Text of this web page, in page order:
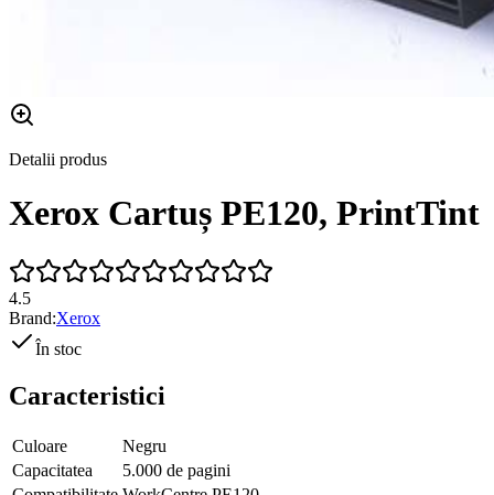
Detalii produs
Xerox Cartuș PE120, PrintTint
4.5
Brand:Xerox
În stoc
Caracteristici
Culoare
Negru
Capacitatea
5.000 de pagini